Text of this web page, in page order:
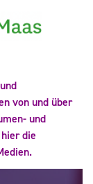
von und über
und
die